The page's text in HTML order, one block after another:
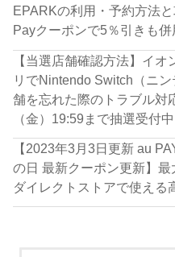
EPARKの利用・予約方法
Payクーポンで5％引きも併
【当選店舗確認方法】イ
リでNintendo Switch（ニ
舗を忘れた際のトラブル対
（金）19:59まで抽選受付中
【2023年3月3日更新 au
の日 最新クーポン更新】
ダイレクトストアで使える